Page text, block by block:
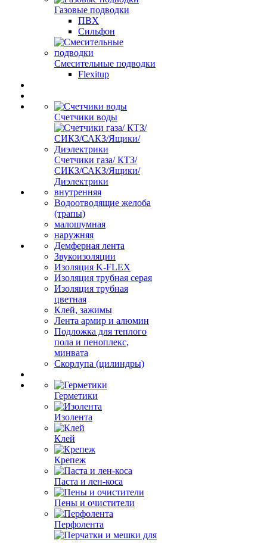
Газовые подводки
ПВХ
Сильфон
Смесительные подводки
Flexitup
Счетчики воды
Счетчики газа/ КТЗ/
СИКЗ/САКЗ/Ящики/
Диэлектрики
внутренняя
Водоотводящие желоба
(трапы)
малошумная
наружняя
Демферная лента
Звукоизоляции
Изоляция K-FLEX
Изоляция трубная серая
Изоляция трубная
цветная
Клей, зажимы
Лента армир и алюмин
Подложка для теплого
пола и пеноплекс,
минвата
Скорлупа (цилиндры)
Герметики
Изолента
Клей
Крепеж
Паста и лен-коса
Пены и очистители
Перфолента